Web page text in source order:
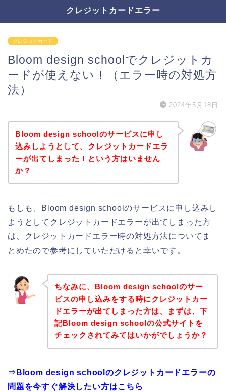
クレジットカードエラー
クレジットカード
Bloom design schoolでクレジットカ
ードが使えない！（エラー時の対処方
法）
2024年5月18日
Bloom design schoolのサービスに申し
込みしようとして、クレジットカードエラ
ーが出てしまった！という方はいません
か？
もしも、Bloom design schoolのサービスに申し込みし
ようとしてクレジットカードエラーが出てしまった方
は、クレジットカードエラー時の対処方法についてま
とめたので参考にしていただけると幸いです。
ちなみに、Bloom design schoolのサー
ビスの申し込みをする時にクレジットカー
ドエラーが出てしまった方は、まずは、下
記Bloom design schoolの公式サイトを
チェックされてみてはいかがでしょうか？
⇒ Bloom design schoolのクレジットカードエラーの
問題を今すぐ解決したい方はこちら